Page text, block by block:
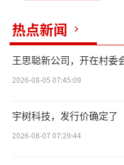
热点新闻
王思聪新公司，开在村委
2026-08-05 07:45:09
宇树科技，发行价确定了
2026-08-07 07:29:44